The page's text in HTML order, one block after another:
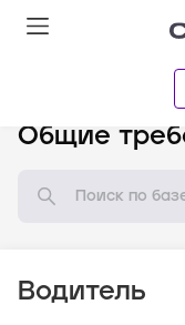
Общие
Водитель